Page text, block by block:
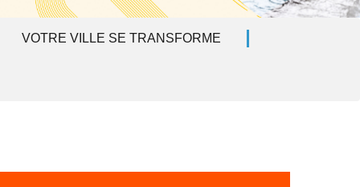
VOTRE VILLE SE TRANSFORME